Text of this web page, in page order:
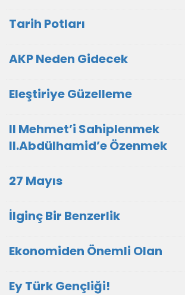
Tarih Potları
AKP Neden Gidecek
Eleştiriye Güzelleme
II Mehmet’i Sahiplenmek
II.Abdülhamid’e Özenmek
27 Mayıs
İlginç Bir Benzerlik
Ekonomiden Önemli Olan
Ey Türk Gençliği!